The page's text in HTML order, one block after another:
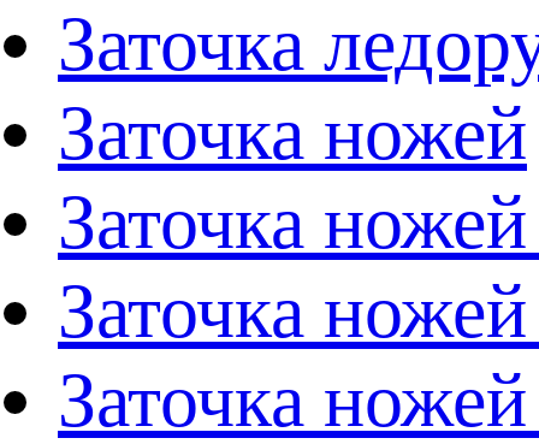
Заточка
Заточка ножей
Заточка
Заточка
Заточка